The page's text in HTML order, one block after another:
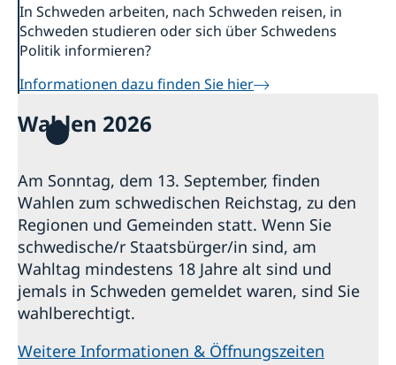
Partnerstädte
Schulen
Schwedisch einkaufen
Deutschland in Schweden
In Schweden arbeiten, nach Schweden reisen, in
Schweden studieren oder sich über Schwedens
Politik informieren?
Informationen dazu finden Sie hier
Wahlen 2026
Am Sonntag, dem 13. September, finden
Wahlen zum schwedischen Reichstag, zu den
Regionen und Gemeinden statt. Wenn Sie
schwedische/r Staatsbürger/in sind, am
Wahltag mindestens 18 Jahre alt sind und
jemals in Schweden gemeldet waren, sind Sie
wahlberechtigt.
Weitere Informationen & Öffnungszeiten